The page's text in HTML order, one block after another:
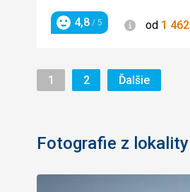
Hodnotenie
4,8 / 5 Informácie
od 1 462
Stránka
1 Stránka
2 ĎalšieStránka
Fotografie z lokality